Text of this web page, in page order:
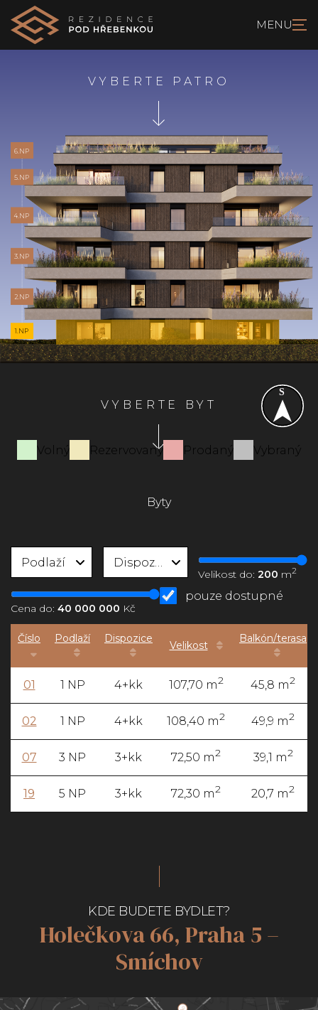
VYBERTE PATRO
6.NP
5.NP
4.NP
3.NP
2.NP
1.NP
VYBERTE BYT
Volný Rezervovaný Prodaný Vybraný
Byty
Podlaží Dispozice
Velikost do:200 m2
Cena do: 40 000 000 Kč
pouze dostupné
Číslo Podlaží Dispozice
Velikost
Balkón/terasa
01 1 NP 4+kk 107,70 m2 45,8 m2
02 1 NP 4+kk 108,40 m2 49,9 m2
07 3 NP 3+kk 72,50 m2 39,1 m2
19 5 NP 3+kk 72,30 m2 20,7 m2
KDE BUDETE BYDLET?
Holečkova 66, Praha 5 –
Smíchov